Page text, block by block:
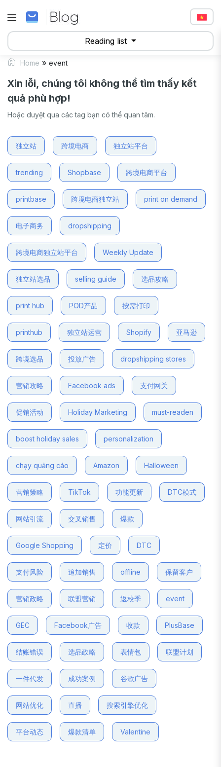
Reading list
Home » event
Xin lỗi, chúng tôi không thể tìm thấy kết
quả phù hợp!
Hoặc duyệt qua các tag bạn có thể quan tâm.
独立站 跨境电商 独立站平台
trending Shopbase 跨境电商平台
printbase 跨境电商独立站 print on demand
电子商务 dropshipping
跨境电商独立站平台 Weekly Update
独立站选品 selling guide 选品攻略
print hub POD产品 按需打印
printhub 独立站运营 Shopify 亚马逊
跨境选品 投放广告 dropshipping stores
营销攻略 Facebook ads 支付网关
促销活动 Holiday Marketing must-readen
boost holiday sales personalization
chạy quảng cáo Amazon Halloween
营销策略 TikTok 功能更新 DTC模式
网站引流 交叉销售 爆款
Google Shopping 定价 DTC
支付风险 追加销售 offline 保留客户
营销政略 联盟营销 返校季 event
GEC Facebook广告 收款 PlusBase
结账错误 选品政略 表情包 联盟计划
一件代发 成功案例 谷歌广告
网站优化 直播 搜索引擎优化
平台动态 爆款清单 Valentine